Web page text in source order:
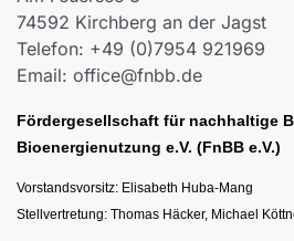
74592 Kirchberg an der Jagst
Telefon: +49 (0)7954 921969
Email: office@fnbb.de
Fördergesellschaft für nachhaltige
Bioenergienutzung e.V. (FnBB e.V.)
Vorstandsvorsitz: Elisabeth Huba-Mang
Stellvertretung: Thomas Häcker, Michael